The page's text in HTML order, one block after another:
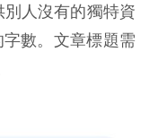
人沒有的獨特資
數。文章標題需